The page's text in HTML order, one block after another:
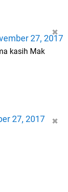
27, 2017
kasih Mak
27, 2017